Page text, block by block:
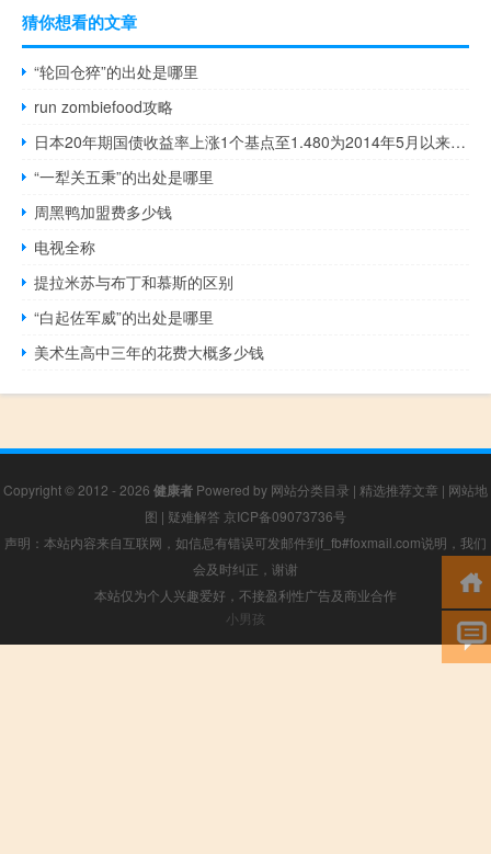
猜你想看的文章
“轮回仓猝”的出处是哪里
run zombiefood攻略
日本20年期国债收益率上涨1个基点至1.480为2014年5月以来最高水平
“一犁关五秉”的出处是哪里
周黑鸭加盟费多少钱
电视全称
提拉米苏与布丁和慕斯的区别
“白起佐军威”的出处是哪里
美术生高中三年的花费大概多少钱
Copyright © 2012 - 2026 健康者 Powered by 网站分类目录 | 精选推荐文章 | 网站地
图 | 疑难解答 京ICP备09073736号
声明：本站内容来自互联网，如信息有错误可发邮件到f_fb#foxmail.com说明，我们
会及时纠正，谢谢
本站仅为个人兴趣爱好，不接盈利性广告及商业合作
小男孩